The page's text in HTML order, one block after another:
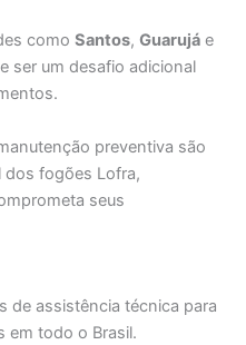
comoSantos,Guarujá e
ser um desafio adicional
preventiva são
dos fogões Lofra,
seus
de assistência técnica para
em todo o Brasil.